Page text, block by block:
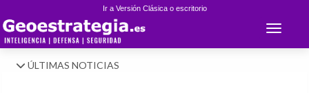
Ir a Versión Clásica o escritorio
Toggle
ÚLTIMAS NOTICIAS